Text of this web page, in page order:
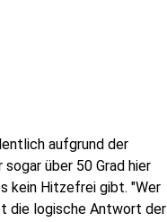
aufgrund der
über 50 Grad hier
kein Hitzefrei gibt. "Wer
die logische Antwort der